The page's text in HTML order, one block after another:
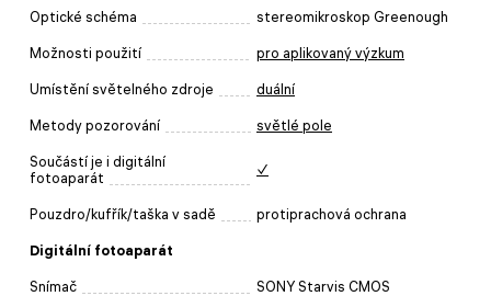
Optické schéma stereomikroskop Greenough
Možnosti použití pro aplikovaný výzkum
Umístění světelného zdroje duální
Metody pozorování světlé pole
Součástí je i digitální
fotoaparát
✓
Pouzdro/kufřík/taška v sadě protiprachová ochrana
Digitální fotoaparát
Snímač SONY Starvis CMOS